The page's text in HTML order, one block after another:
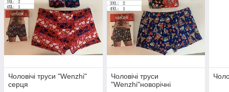
Чоловічі труси "Wenzhi"
серця
Чоловічі труси
"Wenzhi"новорічні